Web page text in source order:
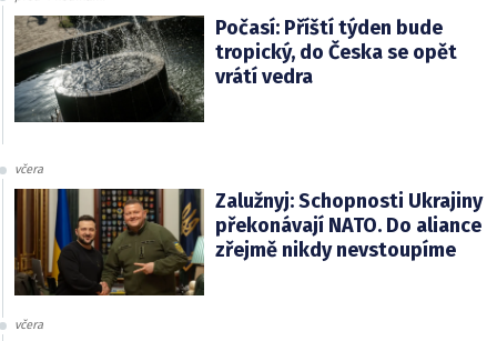
Počasí: Příští týden bude
tropický, do Česka se opět
vrátí vedra
včera
Zalužnyj: Schopnosti Ukrajiny
překonávají NATO. Do aliance
zřejmě nikdy nevstoupíme
včera